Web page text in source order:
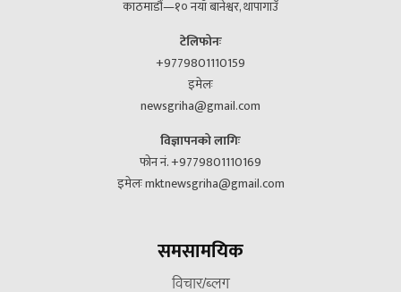
काठमाडौं—१० नयाँ बानेश्वर, थापागाउँ
टेलिफोनः
+9779801110159
इमेलः
newsgriha@gmail.com
विज्ञापनको लागिः
फोन नं. +9779801110169
इमेलः mktnewsgriha@gmail.com
समसामयिक
विचार/ब्लग